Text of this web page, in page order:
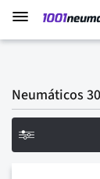
Neumáticos